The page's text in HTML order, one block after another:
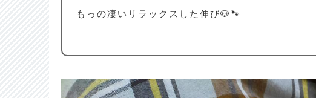
もっの凄いリラックスした伸び🐶🐾